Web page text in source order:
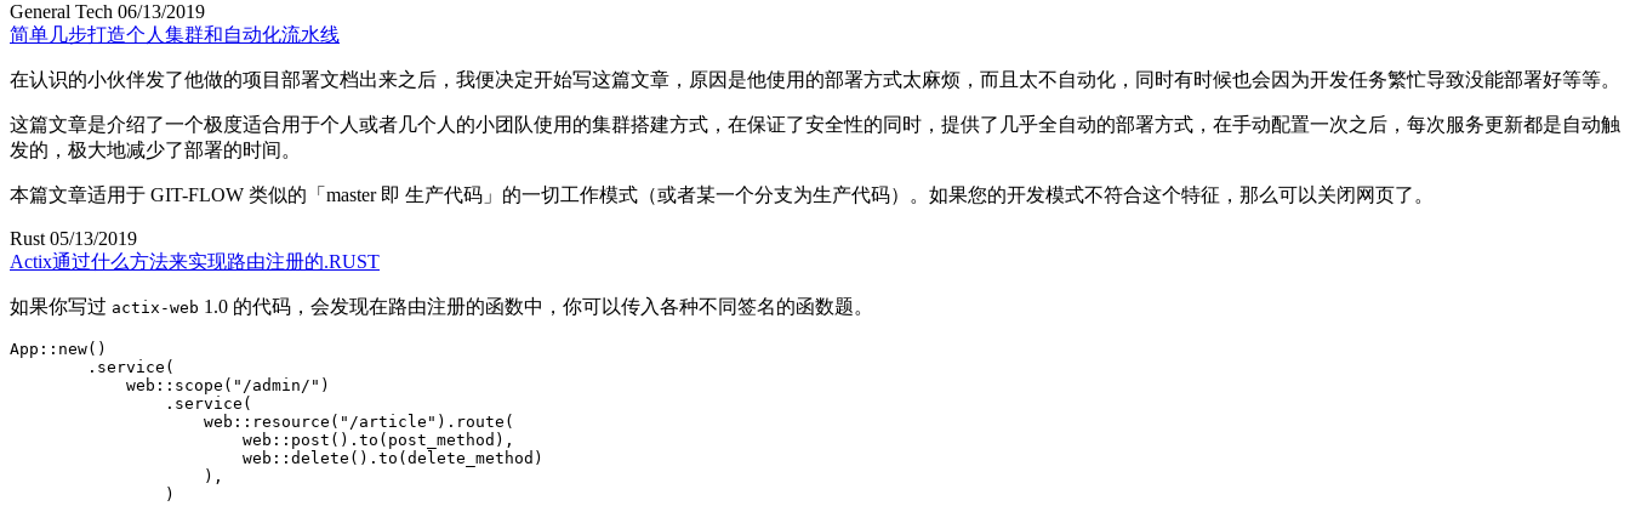
General Tech 06/13/2019
简单几步打造个人集群和自动化流水线
在认识的小伙伴发了他做的项目部署文档出来之后 ， 我便决定开始写这篇文章 ， 原因是他使用的部署方式太麻烦 ， 而且太不自动化 ， 同时有时候也会因为开发任务繁忙导致没能部署好等等。
这篇文章是介绍了一个极度适合用于个人或者几个人的小团队使用的集群搭建方式 ， 在保证了安全性的同时 ， 提供了几乎全自动的部署方式 ， 在手动配置一次之后 ， 每次服务更新都是自动触
发的 ， 极大地减少了部署的时间。
本篇文章适用于 GIT-FLOW 类似的 「 master 即 生产代码 」 的一切工作模式 （或者某一个分支为生产代码） 。 如果您的开发模式不符合这个特征 ， 那么可以关闭网页了。
Rust 05/13/2019
Actix通过什么方法来实现路由注册的.RUST
如果你写过 actix-web 1.0 的代码 ， 会发现在路由注册的函数中 ， 你可以传入各种不同签名的函数题。
App :: new( )
. service (
            web
:: scope ( "/admin/" )
. service (
                    web
:: resource ( "/article" ) . route (
                        web
:: post ( ) . to ( post_method ) ,
                        web
:: delete ( ) . to ( delete_method )
) ,
)